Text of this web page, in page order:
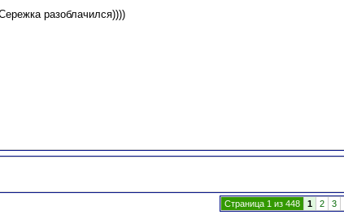
разоблачился))))
Страница 1 из 448 1 2 3